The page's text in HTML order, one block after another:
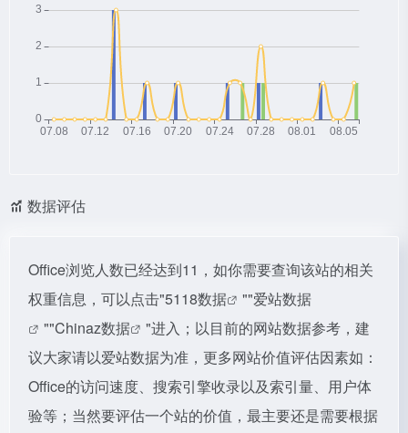
数据评估
Office浏览人数已经达到11，如你需要查询该站的相关
权重信息，可以点击"5118数据 ""爱站数据
""Chinaz数据
"进入；以目前的网站数据参考，建
议大家请以爱站数据为准，更多网站价值评估因素如：
Office的访问速度、搜索引擎收录以及索引量、用户体
验等；当然要评估一个站的价值，最主要还是需要根据